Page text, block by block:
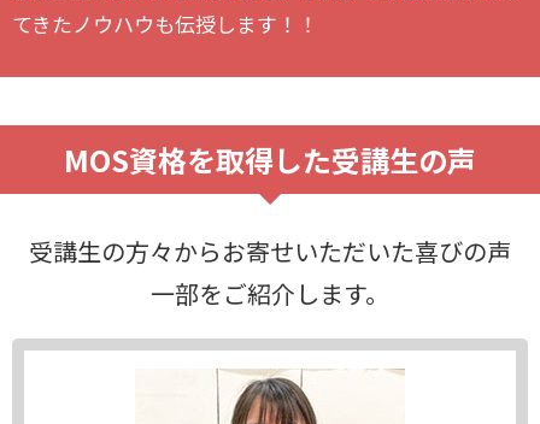
てきたノウハウも伝授します！！
MOS資格を取得した受講生の声
受講生の方々からお寄せいただいた喜びの声
一部をご紹介します。